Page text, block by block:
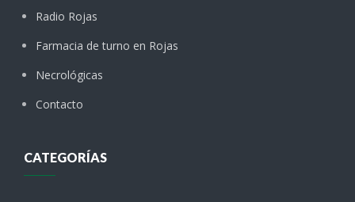
Radio Rojas
Farmacia de turno en Rojas
Necrológicas
Contacto
CATEGORÍAS